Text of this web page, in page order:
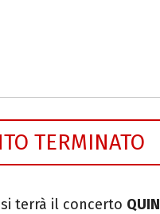
TERMINATO
terrà il concerto